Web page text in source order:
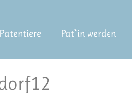
Patentiere Pat*in werden